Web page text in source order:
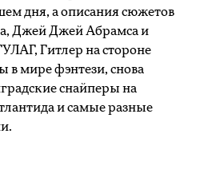
дня, а описания сюжетов
Джей Джей Абрамса и
Гитлер на стороне
в мире фэнтези, снова
снайперы на
и самые разные